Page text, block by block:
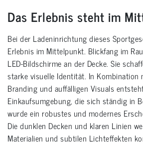
Das Erlebnis steht im
Bei der Ladeninrichtung dieses
Erlebnis im Mittelpunkt. Blickfang im
LED-Bildschirme an der Decke. Sie
starke visuelle Identität. In Kombination
Branding und auffälligen Visuals
Einkaufsumgebung, die sich ständig in
wurde ein robustes und modernes
Die dunklen Decken und klaren Linien
Materialien und subtilen Lichteffekten